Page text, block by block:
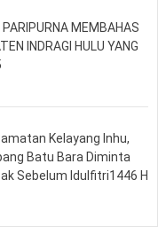
PARIPURNA MEMBAHAS
INDRAGI HULU YANG
Kelayang Inhu,
Batu Bara Diminta
Sebelum Idulfitri1446 H